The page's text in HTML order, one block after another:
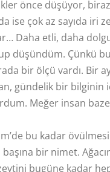
önce düşüyor,
ise çok az sayıda iri
Daha etli, daha
düşündüm. Çünkü
bir ölçü vardı. Bir
gündelik bir bilginin
Meğer insan
bu kadar
bir nimet.
bugüne kadar